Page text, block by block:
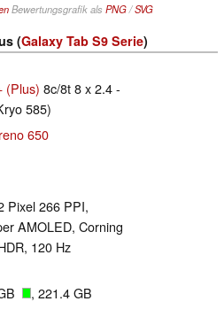
Bewertungsgrafik als PNG/SVG
(Galaxy Tab S9 Serie)
(Plus) 8c/8t 8 x 2.4 -
585)
650
Pixel 266 PPI,
AMOLED, Corning
120 Hz
, 221.4 GB